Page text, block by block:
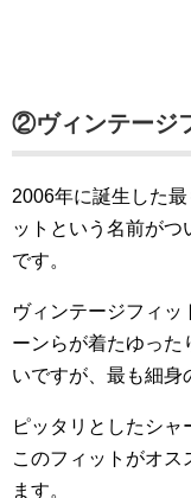
②ヴィンテージ
2006年に誕生した
ットという名前がつ
です。
ヴィンテージフィッ
ーンらが着たゆった
いですが、最も細身
ピッタリとしたシャ
このフィットがオス
ます。